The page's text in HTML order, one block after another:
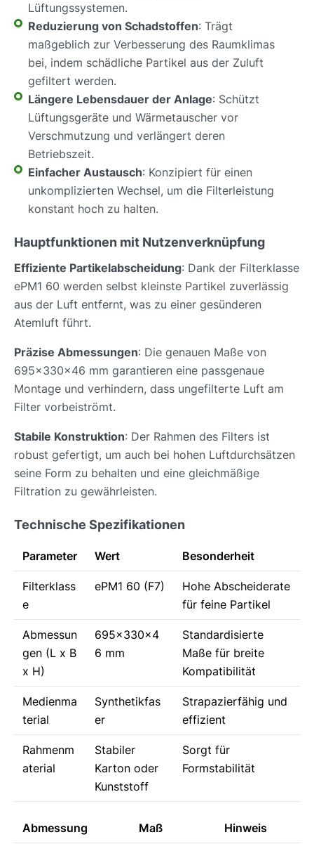
Lüftungssystemen.
Reduzierung von Schadstoffen: Trägt
maßgeblich zur Verbesserung des Raumklimas
bei, indem schädliche Partikel aus der Zuluft
gefiltert werden.
Längere Lebensdauer der Anlage: Schützt
Lüftungsgeräte und Wärmetauscher vor
Verschmutzung und verlängert deren
Betriebszeit.
Einfacher Austausch: Konzipiert für einen
unkomplizierten Wechsel, um die Filterleistung
konstant hoch zu halten.
Hauptfunktionen mit Nutzenverknüpfung
Effiziente Partikelabscheidung: Dank der Filterklasse
ePM1 60 werden selbst kleinste Partikel zuverlässig
aus der Luft entfernt, was zu einer gesünderen
Atemluft führt.
Präzise Abmessungen: Die genauen Maße von
695x330x46 mm garantieren eine passgenaue
Montage und verhindern, dass ungefilterte Luft am
Filter vorbeiströmt.
Stabile Konstruktion: Der Rahmen des Filters ist
robust gefertigt, um auch bei hohen Luftdurchsätzen
seine Form zu behalten und eine gleichmäßige
Filtration zu gewährleisten.
Technische Spezifikationen
Parameter Wert Besonderheit
Filterklass
e
ePM1 60 (F7)
Hohe Abscheiderate
für feine Partikel
Abmessun
gen (L x B
x H)
695x330x4
6 mm
Standardisierte
Maße für breite
Kompatibilität
Medienma
terial
Synthetikfas
er
Strapazierfähig und
effizient
Rahmenm
aterial
Stabiler
Karton oder
Kunststoff
Sorgt für
Formstabilität
Abmessung Maß Hinweis